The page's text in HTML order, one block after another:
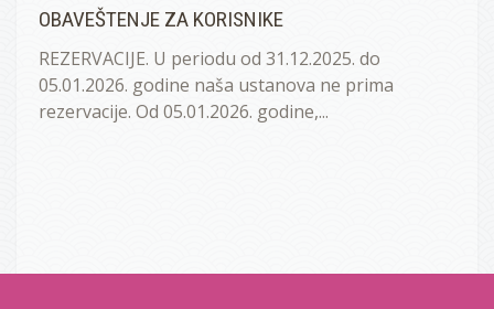
OBAVEŠTENJE ZA KORISNIKE
REZERVACIJE. U periodu od 31.12.2025. do
05.01.2026. godine naša ustanova ne prima
rezervacije. Od 05.01.2026. godine,...